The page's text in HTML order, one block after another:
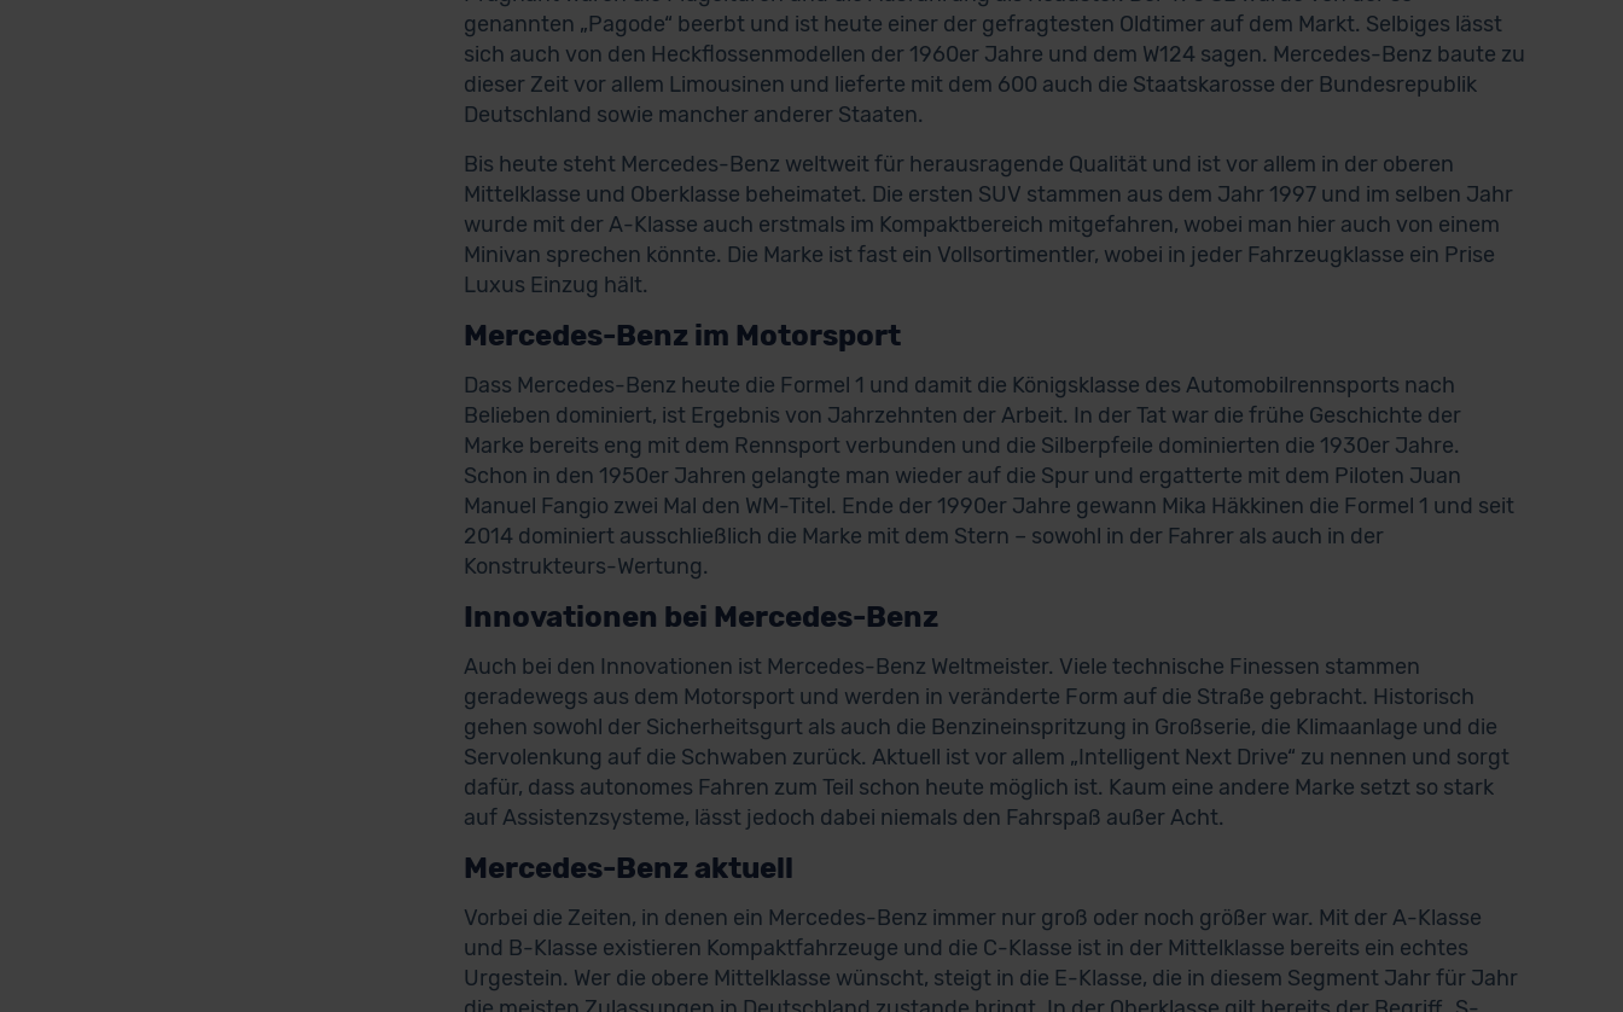
genannten „Pagode“ beerbt und ist heute einer der gefragtesten Oldtimer auf dem Markt. Selbiges lässt
sich auch von den Heckflossenmodellen der 1960er Jahre und dem W124 sagen. Mercedes-Benz baute zu
dieser Zeit vor allem Limousinen und lieferte mit dem 600 auch die Staatskarosse der Bundesrepublik
Deutschland sowie mancher anderer Staaten.
Bis heute steht Mercedes-Benz weltweit für herausragende Qualität und ist vor allem in der oberen
Mittelklasse und Oberklasse beheimatet. Die ersten SUV stammen aus dem Jahr 1997 und im selben Jahr
wurde mit der A-Klasse auch erstmals im Kompaktbereich mitgefahren, wobei man hier auch von einem
Minivan sprechen könnte. Die Marke ist fast ein Vollsortimentler, wobei in jeder Fahrzeugklasse ein Prise
Luxus Einzug hält.
Mercedes-Benz im Motorsport
Dass Mercedes-Benz heute die Formel 1 und damit die Königsklasse des Automobilrennsports nach
Belieben dominiert, ist Ergebnis von Jahrzehnten der Arbeit. In der Tat war die frühe Geschichte der
Marke bereits eng mit dem Rennsport verbunden und die Silberpfeile dominierten die 1930er Jahre.
Schon in den 1950er Jahren gelangte man wieder auf die Spur und ergatterte mit dem Piloten Juan
Manuel Fangio zwei Mal den WM-Titel. Ende der 1990er Jahre gewann Mika Häkkinen die Formel 1 und seit
2014 dominiert ausschließlich die Marke mit dem Stern – sowohl in der Fahrer als auch in der
Konstrukteurs-Wertung.
Innovationen bei Mercedes-Benz
Auch bei den Innovationen ist Mercedes-Benz Weltmeister. Viele technische Finessen stammen
geradewegs aus dem Motorsport und werden in veränderte Form auf die Straße gebracht. Historisch
gehen sowohl der Sicherheitsgurt als auch die Benzineinspritzung in Großserie, die Klimaanlage und die
Servolenkung auf die Schwaben zurück. Aktuell ist vor allem „Intelligent Next Drive“ zu nennen und sorgt
dafür, dass autonomes Fahren zum Teil schon heute möglich ist. Kaum eine andere Marke setzt so stark
auf Assistenzsysteme, lässt jedoch dabei niemals den Fahrspaß außer Acht.
Mercedes-Benz aktuell
Vorbei die Zeiten, in denen ein Mercedes-Benz immer nur groß oder noch größer war. Mit der A-Klasse
und B-Klasse existieren Kompaktfahrzeuge und die C-Klasse ist in der Mittelklasse bereits ein echtes
Urgestein. Wer die obere Mittelklasse wünscht, steigt in die E-Klasse, die in diesem Segment Jahr für Jahr